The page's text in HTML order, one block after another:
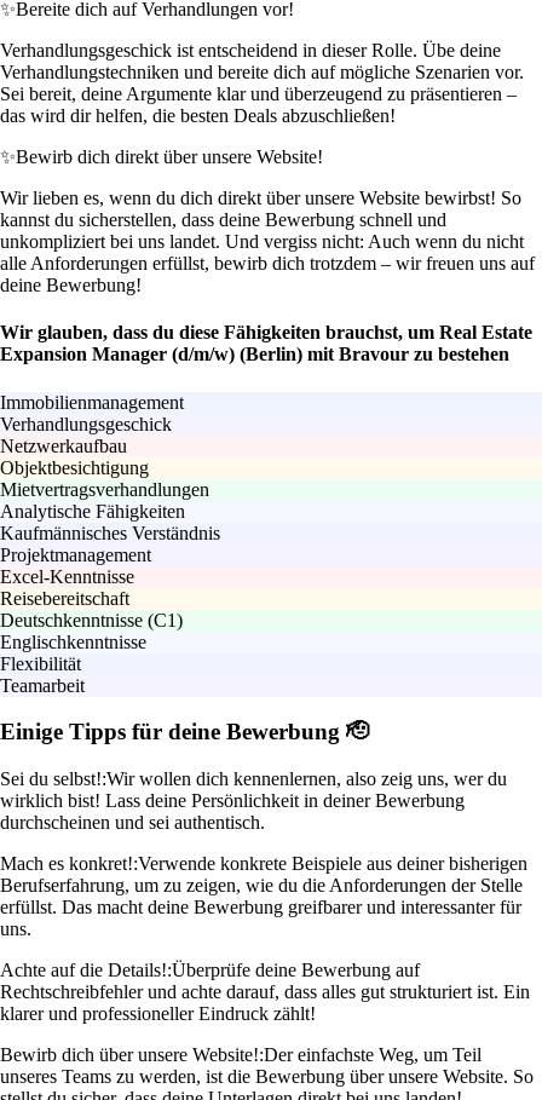
✨Bereite dich auf Verhandlungen vor!
Verhandlungsgeschick ist entscheidend in dieser Rolle. Übe deine
Verhandlungstechniken und bereite dich auf mögliche Szenarien vor.
Sei bereit, deine Argumente klar und überzeugend zu präsentieren –
das wird dir helfen, die besten Deals abzuschließen!
✨Bewirb dich direkt über unsere Website!
Wir lieben es, wenn du dich direkt über unsere Website bewirbst! So
kannst du sicherstellen, dass deine Bewerbung schnell und
unkompliziert bei uns landet. Und vergiss nicht: Auch wenn du nicht
alle Anforderungen erfüllst, bewirb dich trotzdem – wir freuen uns auf
deine Bewerbung!
Wir glauben, dass du diese Fähigkeiten brauchst, um Real Estate
Expansion Manager (d/m/w) (Berlin) mit Bravour zu bestehen
Immobilienmanagement
Verhandlungsgeschick
Netzwerkaufbau
Objektbesichtigung
Mietvertragsverhandlungen
Analytische Fähigkeiten
Kaufmännisches Verständnis
Projektmanagement
Excel-Kenntnisse
Reisebereitschaft
Deutschkenntnisse (C1)
Englischkenntnisse
Flexibilität
Teamarbeit
Einige Tipps für deine Bewerbung 🫡
Sei du selbst!:Wir wollen dich kennenlernen, also zeig uns, wer du
wirklich bist! Lass deine Persönlichkeit in deiner Bewerbung
durchscheinen und sei authentisch.
Mach es konkret!:Verwende konkrete Beispiele aus deiner bisherigen
Berufserfahrung, um zu zeigen, wie du die Anforderungen der Stelle
erfüllst. Das macht deine Bewerbung greifbarer und interessanter für
uns.
Achte auf die Details!:Überprüfe deine Bewerbung auf
Rechtschreibfehler und achte darauf, dass alles gut strukturiert ist. Ein
klarer und professioneller Eindruck zählt!
Bewirb dich über unsere Website!:Der einfachste Weg, um Teil
unseres Teams zu werden, ist die Bewerbung über unsere Website. So